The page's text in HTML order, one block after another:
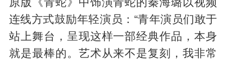
原版《青蛇》中饰演青蛇的秦海璐以视频
连线方式鼓励年轻演员：“青年演员们敢于
站上舞台，呈现这样一部经典作品，本身
就是最棒的。艺术从来不是复刻，我非常